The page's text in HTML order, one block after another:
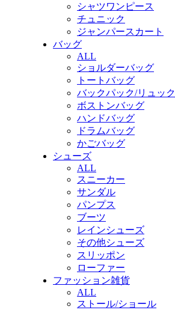
シャツワンピース
チュニック
ジャンパースカート
バッグ
ALL
ショルダーバッグ
トートバッグ
バックパック/リュック
ボストンバッグ
ハンドバッグ
ドラムバッグ
かごバッグ
シューズ
ALL
スニーカー
サンダル
パンプス
ブーツ
レインシューズ
その他シューズ
スリッポン
ローファー
ファッション雑貨
ALL
ストール/ショール